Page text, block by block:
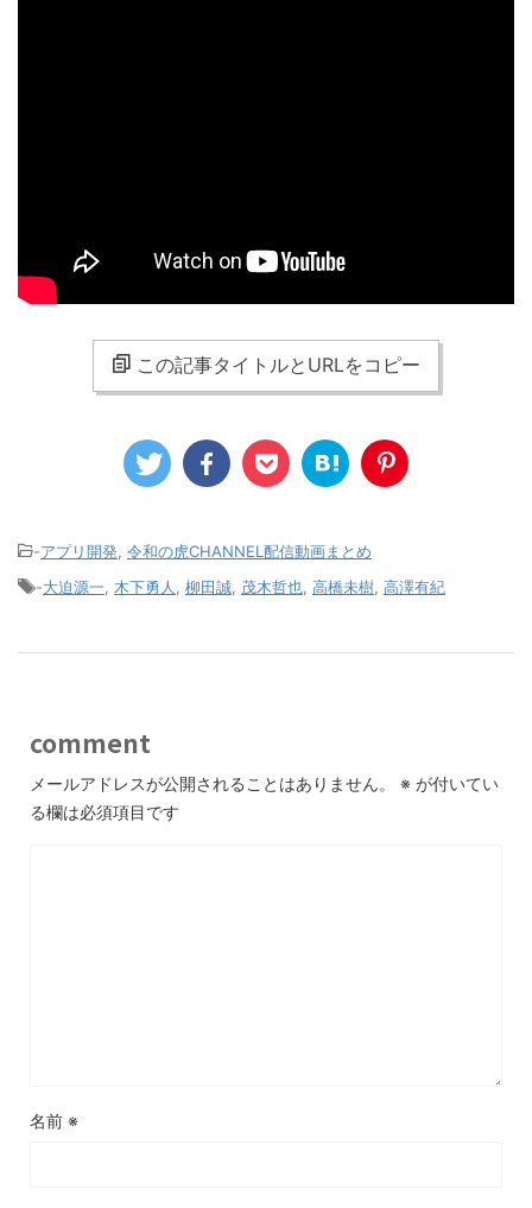
この記事タイトルとURLをコピー
-アプリ開発, 令和の虎CHANNEL配信動画まとめ
-大迫源一, 木下勇人, 柳田誠, 茂木哲也, 高橋未樹, 高澤有紀
comment
メールアドレスが公開されることはありません。 ※ が付いてい
る欄は必須項目です
名前 ※